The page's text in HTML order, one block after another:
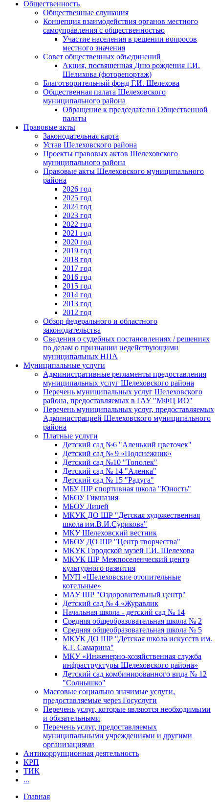
Общественность
Общественные слушания
Концепция взаимодействия органов местного
самоуправления с общественностью
Участие населения в решении вопросов
местного значения
Совет общественных объединений
Акция, посвященная Дню рождения Г.И.
Шелихова (фоторепортаж)
Благотворительный фонд Г.И. Шелехова
Общественная палата Шелеховского
муниципального района
Обращение к председателю Общественной
палаты
Правовые акты
Законодательная карта
Устав Шелеховского района
Проекты правовых актов Шелеховского
муниципального района
Правовые акты Шелеховского муниципального
района
2026 год
2025 год
2024 год
2023 год
2022 год
2021 год
2020 год
2019 год
2018 год
2017 год
2016 год
2015 год
2014 год
2013 год
2012 год
Обзор федерального и областного
законодательства
Сведения о судебных постановлениях / решениях
по делам о признании недействующими
муниципальных НПА
Муниципальные услуги
Административные регламенты предоставления
муниципальных услуг Шелеховского района
Перечень муниципальных услуг Шелеховского
района, предоставляемых в ГАУ "МФЦ ИО"
Перечень муниципальных услуг, предоставляемых
Администрацией Шелеховского муниципального
района
Платные услуги
Детский сад №6 "Аленький цветочек"
Детский сад № 9 «Подснежник»
Детский сад №10 "Тополек"
Детский сад № 14 "Аленка"
Детский сад № 15 "Радуга"
МБУ ШР спортивная школа "Юность"
МБОУ Гимназия
МБОУ Лицей
МКУК ДО ШР "Детская художественная
школа им.В.И.Сурикова"
МКУ Шелеховский вестник
МБОУ ДО ШР "Центр творчества"
МКУК Городской музей Г.И. Шелехова
МКУК ШР Межпоселенческий центр
культурного развития
МУП «Шелеховские отопительные
котельные»
МАУ ШР "Оздоровительный центр"
Детский сад № 4 «Журавлик
Начальная школа - детский сад № 14
Средняя общеобразовательная школа № 2
Средняя общеобразовательная школа № 5
МКУК ДО ШР "Детская школа искусств им.
К.Г. Самарина"
МКУ «Инженерно-хозяйственная служба
инфраструктуры Шелеховского района»
Детский сад комбинированного вида № 12
"Солнышко"
Массовые социально значимые услуги,
предоставляемые через Госуслуги
Перечень услуг, которые являются необходимыми
и обязательными
Перечень услуг, предоставляемых
муниципальными учреждениями и другими
организациями
Антикоррупционная деятельность
КРП
ТИК
...
Главная